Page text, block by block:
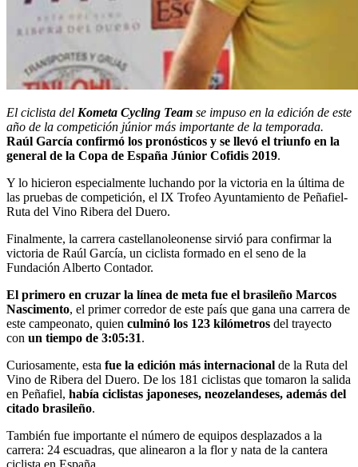
El ciclista del Kometa Cycling Team se impuso en la edición de este
año de la competición júnior más importante de la temporada.
Raúl García confirmó los pronósticos y se llevó el triunfo en la
general de la Copa de España Júnior Cofidis 2019.
Y lo hicieron especialmente luchando por la victoria en la última de
las pruebas de competición, el IX Trofeo Ayuntamiento de Peñafiel-
Ruta del Vino Ribera del Duero.
Finalmente, la carrera castellanoleonense sirvió para confirmar la
victoria de Raúl García, un ciclista formado en el seno de la
Fundación Alberto Contador.
El primero en cruzar la línea de meta fue el brasileño Marcos
Nascimento, el primer corredor de este país que gana una carrera de
este campeonato, quien culminó los 123 kilómetros del trayecto
con un tiempo de 3:05:31.
Curiosamente, esta fue la edición más internacional de la Ruta del
Vino de Ribera del Duero. De los 181 ciclistas que tomaron la salida
en Peñafiel, había ciclistas japoneses, neozelandeses, además del
citado brasileño.
También fue importante el número de equipos desplazados a la
carrera: 24 escuadras, que alinearon a la flor y nata de la cantera